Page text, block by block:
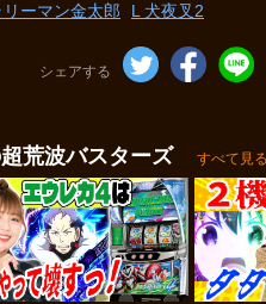
リーマン金太郎 L 犬夜叉2
シェアする
荒波バスターズ
すべて見